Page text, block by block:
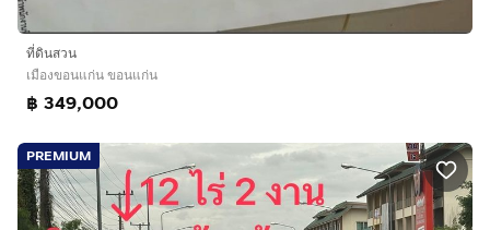
ที่ดินสวน
เมืองขอนแก่น ขอนแก่น
฿ 349,000
PREMIUM